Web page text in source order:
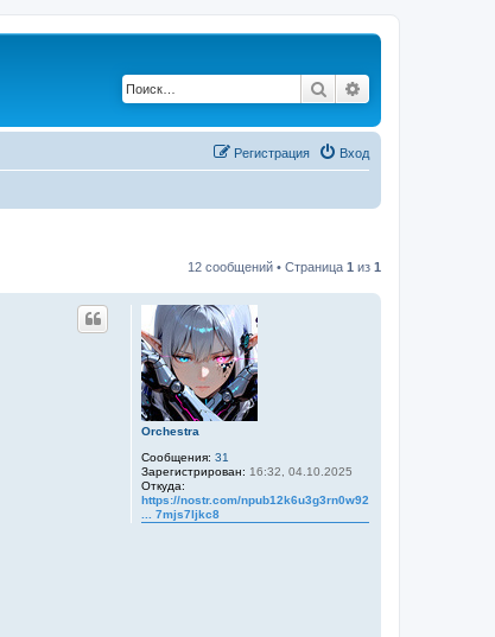
Поиск
Вход
Регистрация
12 сообщений • Страница 1 из 1
Orchestra
Сообщения: 31
Зарегистрирован: 16:32, 04.10.2025
Откуда:
https://nostr.com/npub12k6u3g3rn0w92wx4
... 7mjs7ljkc8